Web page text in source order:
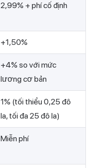
2,99% + phí cố định
+1,50%
+4% so với mức
lương cơ bản
1% (tối thiểu 0,25 đô
la, tối đa 25 đô la)
Miễn phí